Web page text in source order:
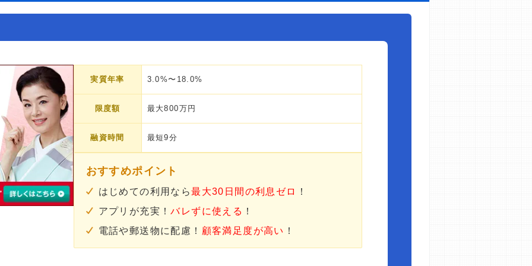
実質年率 3.0%〜18.0%
限度額 最大800万円
融資時間 最短9分
おすすめポイント
はじめての利用なら最大30日間の利息ゼロ
！
アプリが充実！バレずに使える ！
電話や郵送物に配慮！ 顧客満足度が高い ！